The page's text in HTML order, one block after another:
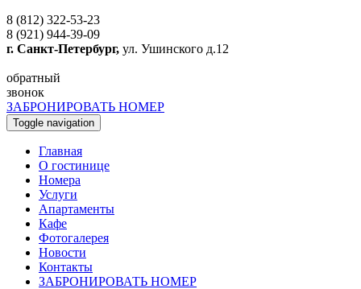
8 (812) 322-53-23
8 (921) 944-39-09
г. Санкт-Петербург, ул. Ушинского д.12
обратный
звонок
ЗАБРОНИРОВАТЬ НОМЕР
Toggle navigation
Главная
O гостинице
Номера
Услуги
Апартаменты
Кафе
Фотогалерея
Новости
Контакты
ЗАБРОНИРОВАТЬ НОМЕР